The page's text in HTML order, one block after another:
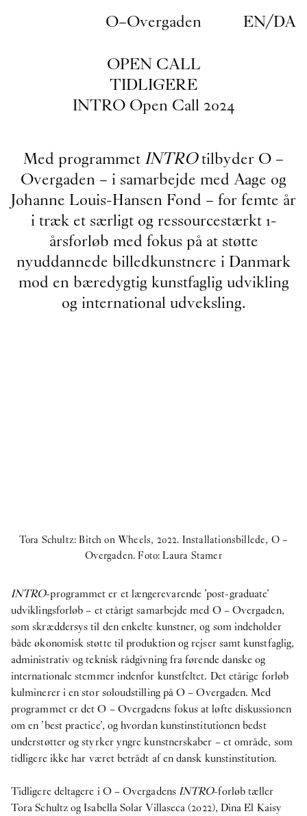
O–Overgaden EN/DA
OPEN CALL
TIDLIGERE
INTRO Open Call 2024
Med programmet INTROtilbyder O –
Overgaden – i samarbejde med Aage og
Johanne Louis-Hansen Fond – for femte år
i træk et særligt og ressourcestærkt 1-
årsforløb med fokus på at støtte
nyuddannede billedkunstnere i Danmark
mod en bæredygtig kunstfaglig udvikling
og international udveksling.
Tora Schultz: Bitch on Wheels, 2022. Installationsbillede, O –
Overgaden. Foto: Laura Stamer
INTRO-programmet er et længerevarende ’post-graduate’
udviklingsforløb – et etårigt samarbejde med O – Overgaden,
som skræddersys til den enkelte kunstner, og som indeholder
både økonomisk støtte til produktion og rejser samt kunstfaglig,
administrativ og teknisk rådgivning fra førende danske og
internationale stemmer indenfor kunstfeltet. Det etårige forløb
kulminerer i en stor soloudstilling på O – Overgaden. Med
programmet er det O – Overgadens fokus at løfte diskussionen
om en ’best practice’, og hvordan kunstinstitutionen bedst
understøtter og styrker yngre kunstnerskaber – et område, som
tidligere ikke har været betrådt af en dansk kunstinstitution.
Tidligere deltagere i O – OvergadensINTRO-forløb tæller
Tora Schultz og Isabella Solar Villaseca (2022), Dina El Kaisy